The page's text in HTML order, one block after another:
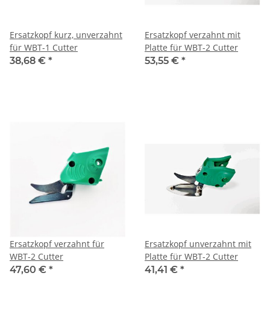
Ersatzkopf kurz, unverzahnt
für WBT-1 Cutter
38,68 € *
Ersatzkopf verzahnt mit
Platte für WBT-2 Cutter
53,55 € *
Ersatzkopf verzahnt für
WBT-2 Cutter
47,60 € *
Ersatzkopf unverzahnt mit
Platte für WBT-2 Cutter
41,41 € *